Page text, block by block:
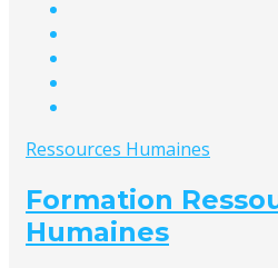
Ressources Humaines
Formation
Humaines